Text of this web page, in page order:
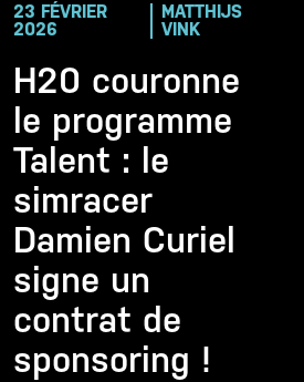
23 FÉVRIER
2026
MATTHIJS
VINK
H20 couronne
le programme
Talent : le
simracer
Damien Curiel
signe un
contrat de
sponsoring !